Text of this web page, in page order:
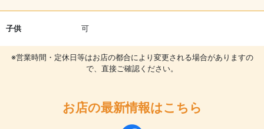
子供 可
※営業時間・定休日等はお店の都合により変更される場合がありますの
で、直接ご確認ください。
お店の最新情報はこちら